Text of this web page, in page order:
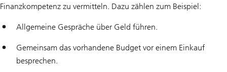
Finanzkompetenz zu vermitteln. Dazu zählen zum Beispiel:
Allgemeine Gespräche über Geld führen.
Gemeinsam das vorhandene Budget vor einem Einkauf
besprechen.